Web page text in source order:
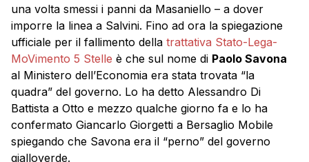
una volta smessi i panni da Masaniello – a dover
imporre la linea a Salvini. Fino ad ora la spiegazione
ufficiale per il fallimento della trattativa Stato-Lega-
MoVimento 5 Stelle è che sul nome di Paolo Savona
al Ministero dell’Economia era stata trovata “la
quadra” del governo. Lo ha detto Alessandro Di
Battista a Otto e mezzo qualche giorno fa e lo ha
confermato Giancarlo Giorgetti a Bersaglio Mobile
spiegando che Savona era il “perno” del governo
gialloverde.